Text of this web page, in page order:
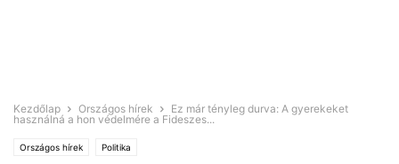
Kezdőlap Országos hírek
Ez már tényleg durva: A gyerekeket
használná a hon védelmére a Fideszes...
Országos hírek Politika